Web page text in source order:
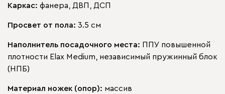
Каркас: фанера, ДВП, ДСП
Просвет от пола: 3.5 см
Наполнитель посадочного места: ППУ повышенной
плотности Elax Medium, независимый пружинный блок
(НПБ)
Материал ножек (опор): массив